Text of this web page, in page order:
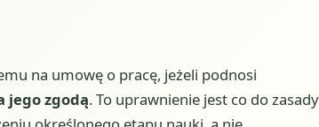
na umowę o pracę, jeżeli podnosi
jego zgodą. To uprawnienie jest co do zasady